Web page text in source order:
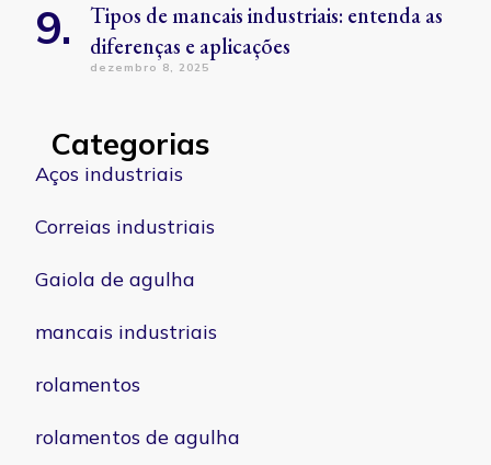
Tipos de mancais industriais: entenda as
diferenças e aplicações
dezembro 8, 2025
Categorias
Aços industriais
Correias industriais
Gaiola de agulha
mancais industriais
rolamentos
rolamentos de agulha